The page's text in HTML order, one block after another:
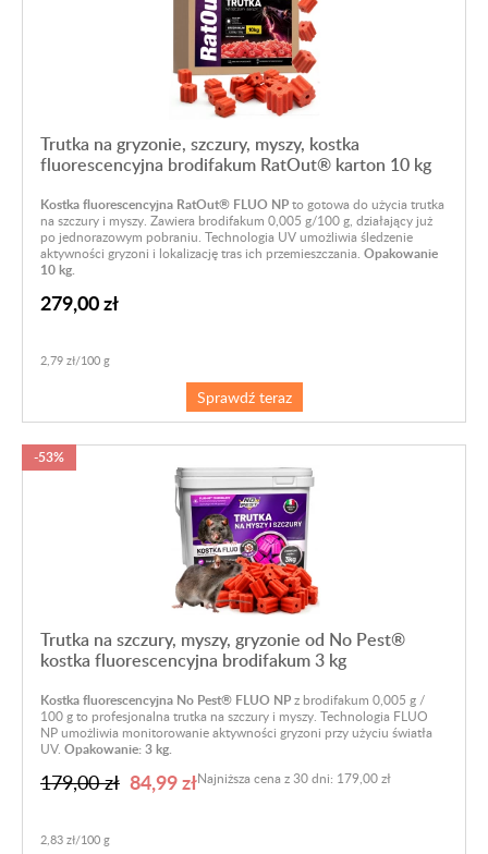
Trutka na gryzonie, szczury, myszy, kostka
fluorescencyjna brodifakum RatOut® karton 10 kg
Kostka fluorescencyjna RatOut® FLUO NPto gotowa do użycia trutka
na szczury i myszy. Zawiera brodifakum 0,005 g/100 g, działający już
po jednorazowym pobraniu. Technologia UV umożliwia śledzenie
aktywności gryzoni i lokalizację tras ich przemieszczania. Opakowanie
10 kg.
279,00 zł
2,79 zł/100 g
Sprawdź teraz
Trutka na szczury, myszy, gryzonie od No Pest®
kostka fluorescencyjna brodifakum 3 kg
-53%
Kostka fluorescencyjna No Pest® FLUO NPz brodifakum 0,005 g /
100 g to profesjonalna trutka na szczury i myszy. Technologia FLUO
NP umożliwia monitorowanie aktywności gryzoni przy użyciu światła
UV. Opakowanie: 3 kg.
179,00 zł 84,99 zł
2,83 zł/100 g
Najniższa cena z 30 dni: 179,00 zł